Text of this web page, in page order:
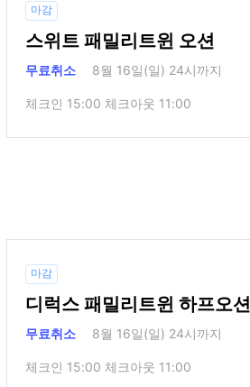
마감
스위트 패밀리트윈 오션
무료취소 8월 16일(일) 24시까지
체크인 15:00 체크아웃 11:00
마감
디럭스 패밀리트윈 하프오션
무료취소 8월 16일(일) 24시까지
체크인 15:00 체크아웃 11:00